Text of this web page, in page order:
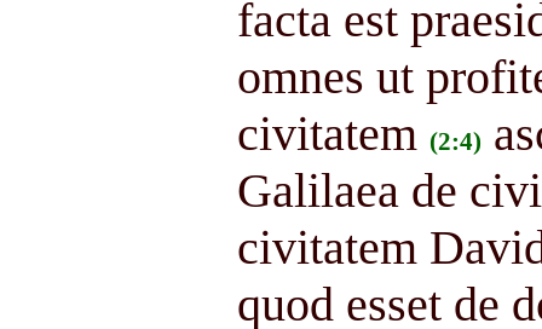
facta est
omnes ut
civitatem (2:4)
Galilaea de
civitatem
quod esset de